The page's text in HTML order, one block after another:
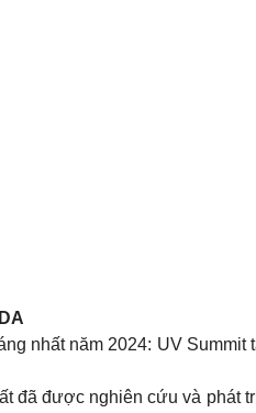
nhất năm 2024: UV
đã được nghiên cứu và phát